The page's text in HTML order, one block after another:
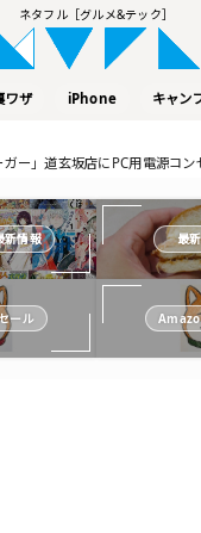
ネタフル［グルメ&テック］
ザ iPhone キャン
ガー」道玄坂店にPC用電源コン
新情報 最
ール